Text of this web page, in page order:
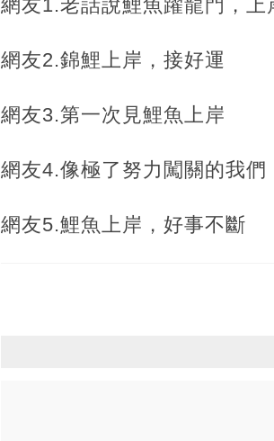
網友1.老話說鯉魚躍龍門，上
網友2.錦鯉上岸，接好運
網友3.第一次見鯉魚上岸
網友4.像極了努力闖關的我
網友5.鯉魚上岸，好事不斷